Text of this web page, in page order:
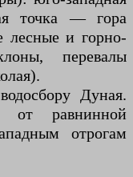
точка — гора
и горно-
перевалы
Дуная.
от равнинной
отрогам